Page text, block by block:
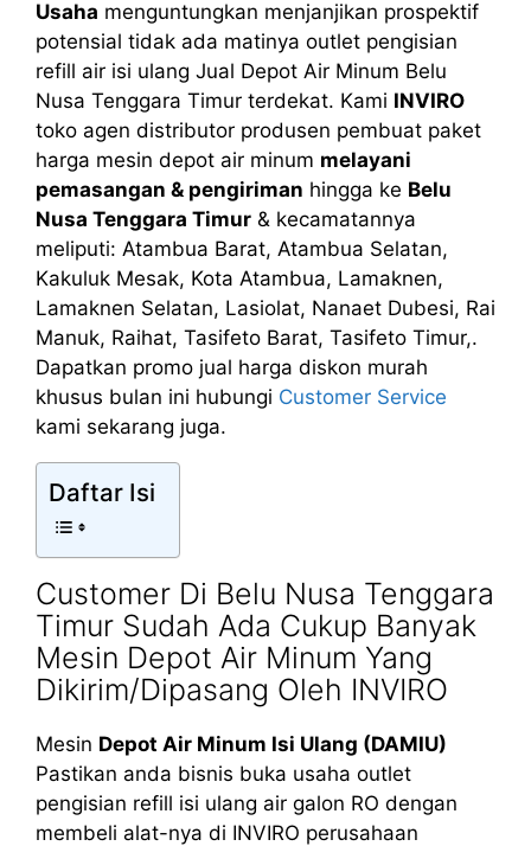
Usaha menguntungkan menjanjikan prospektif
potensial tidak ada matinya outlet pengisian
refill air isi ulang Jual Depot Air Minum Belu
Nusa Tenggara Timur terdekat. Kami INVIRO
toko agen distributor produsen pembuat paket
harga mesin depot air minum melayani
pemasangan & pengiriman hingga ke Belu
Nusa Tenggara Timur & kecamatannya
meliputi: Atambua Barat, Atambua Selatan,
Kakuluk Mesak, Kota Atambua, Lamaknen,
Lamaknen Selatan, Lasiolat, Nanaet Dubesi, Rai
Manuk, Raihat, Tasifeto Barat, Tasifeto Timur,.
Dapatkan promo jual harga diskon murah
khusus bulan ini hubungi Customer Service
kami sekarang juga.
Daftar Isi
Customer Di Belu Nusa Tenggara
Timur Sudah Ada Cukup Banyak
Mesin Depot Air Minum Yang
Dikirim/Dipasang Oleh INVIRO
Mesin Depot Air Minum Isi Ulang (DAMIU)
Pastikan anda bisnis buka usaha outlet
pengisian refill isi ulang air galon RO dengan
membeli alat-nya di INVIRO perusahaan